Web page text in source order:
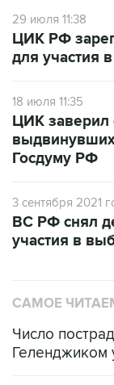
для участия
18 июля 11:35
Госдуму РФ
3 сентября 2021
участия в
Число
Путин